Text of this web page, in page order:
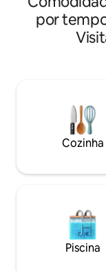
Parque Nacional
entrada para
Homestead. A Modern Casita apresenta
acesso à piscina e
hidromassagem.
Aquecimento da
hidromassagem
por
Cozinha
Piscina